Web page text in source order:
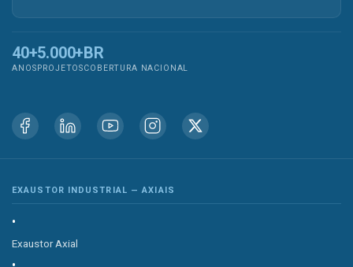
40+
ANOS
5.000+
PROJETOS
BR
COBERTURA NACIONAL
EXAUSTOR INDUSTRIAL — AXIAIS
Exaustor Axial